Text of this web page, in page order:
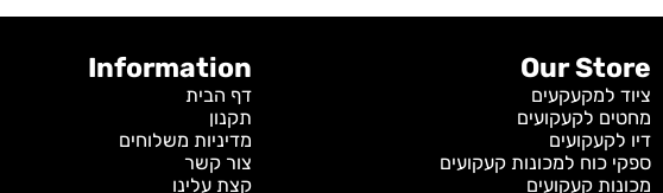
Our
Information
דף הבית